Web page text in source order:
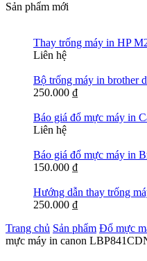
Sản phẩm mới
Thay trống máy in HP
Liên hệ
Bộ trống máy in brother
250.000 ₫
Báo giá đổ mực máy in
Liên hệ
Báo giá đổ mực máy in
150.000 ₫
Hướng dẫn thay trống
250.000 ₫
Trang chủ Sản phẩm Đổ mực
mực máy in canon